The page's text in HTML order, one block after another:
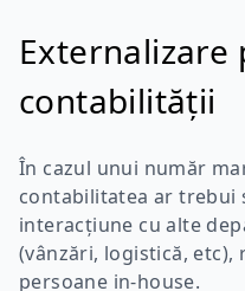
Externalizare
contabilității
În cazul unui număr
contabilitatea ar trebui
interacțiune cu alte
(vânzări, logistică, etc),
persoane in-house.